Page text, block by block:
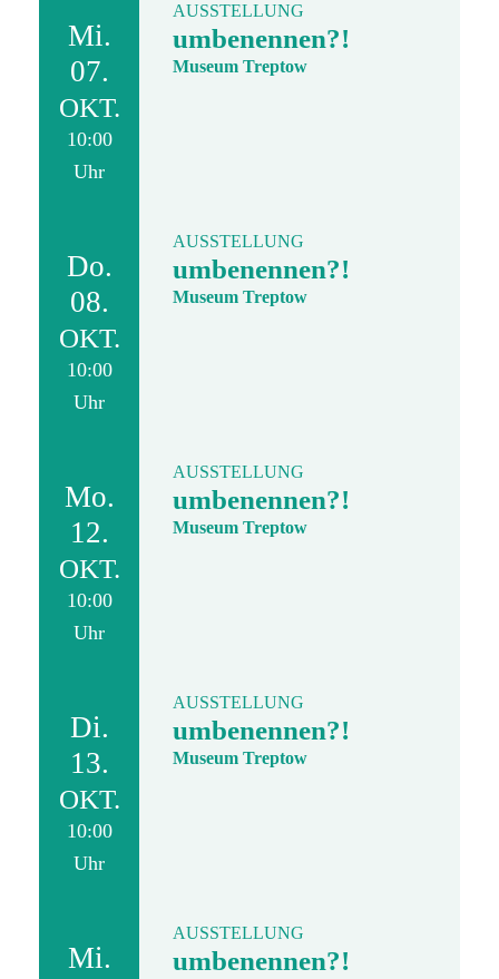
Mi.
07.
OKT.
10:00
Uhr
AUSSTELLUNG
umbenennen?!
Museum Treptow
Do.
08.
OKT.
10:00
Uhr
AUSSTELLUNG
umbenennen?!
Museum Treptow
Mo.
12.
OKT.
10:00
Uhr
AUSSTELLUNG
umbenennen?!
Museum Treptow
Di.
13.
OKT.
10:00
Uhr
AUSSTELLUNG
umbenennen?!
Museum Treptow
Mi.
AUSSTELLUNG
umbenennen?!